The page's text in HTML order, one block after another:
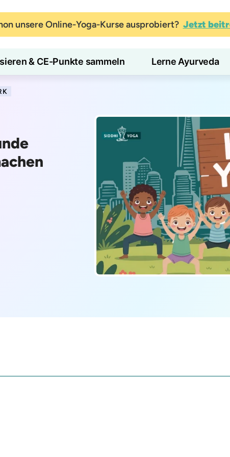
unsere Online-Yoga-Kurse ausprobiert? Jetzt
& CE-Punkte sammeln Lerne Ayurveda